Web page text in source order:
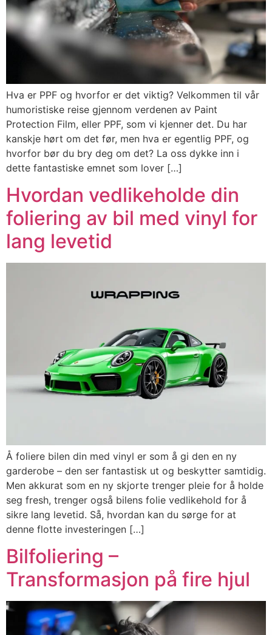
Hva er PPF og hvorfor er det viktig? Velkommen til vår
humoristiske reise gjennom verdenen av Paint
Protection Film, eller PPF, som vi kjenner det. Du har
kanskje hørt om det før, men hva er egentlig PPF, og
hvorfor bør du bry deg om det? La oss dykke inn i
dette fantastiske emnet som lover […]
Hvordan vedlikeholde din
foliering av bil med vinyl for
lang levetid
Å foliere bilen din med vinyl er som å gi den en ny
garderobe – den ser fantastisk ut og beskytter samtidig.
Men akkurat som en ny skjorte trenger pleie for å holde
seg fresh, trenger også bilens folie vedlikehold for å
sikre lang levetid. Så, hvordan kan du sørge for at
denne flotte investeringen […]
Bilfoliering –
Transformasjon på fire hjul